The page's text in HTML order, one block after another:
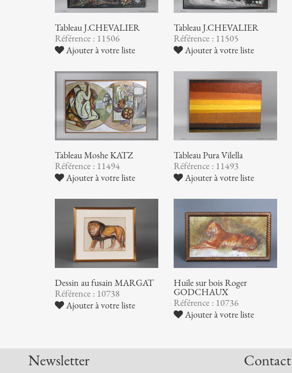
Tableau J.CHEVALIER
Référence : 11506
Ajouter à votre liste
Tableau J.CHEVALIER
Référence : 11505
Ajouter à votre liste
Tableau Moshe KATZ
Référence : 11494
Ajouter à votre liste
Tableau Pura Vilella
Référence : 11493
Ajouter à votre liste
Dessin au fusain MARGAT
Référence : 10738
Ajouter à votre liste
Huile sur bois Roger
GODCHAUX
Référence : 10736
Ajouter à votre liste
Newsletter Contact